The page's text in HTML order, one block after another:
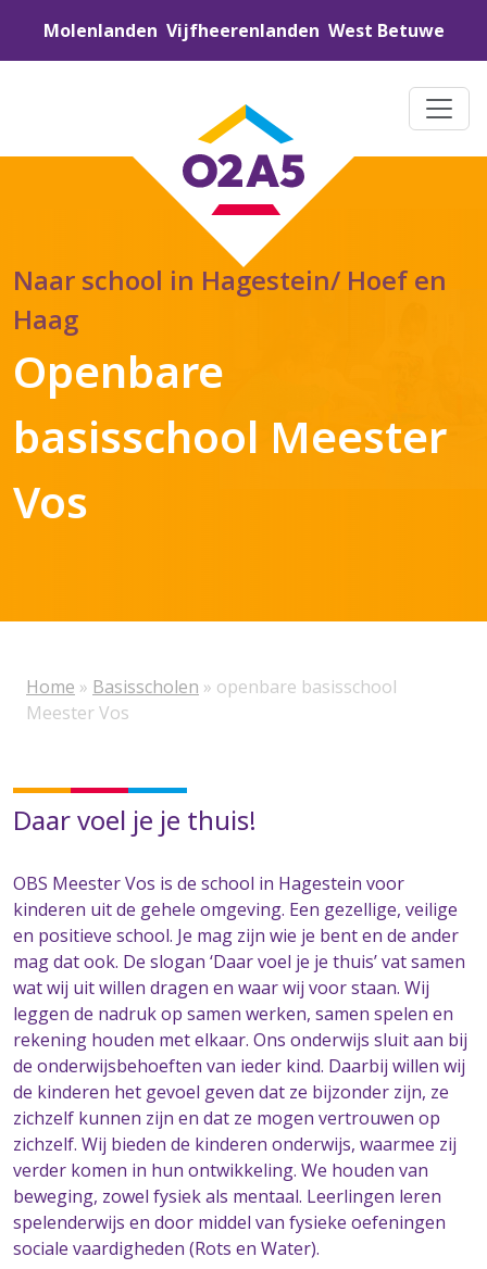
Molenlanden Vijfheerenlanden West Betuwe
Naar school in Hagestein/ Hoef en
Haag
Openbare
basisschool Meester
Vos
Home » Basisscholen » openbare basisschool
Meester Vos
Daar voel je je thuis!
OBS Meester Vos is de school in Hagestein voor
kinderen uit de gehele omgeving. Een gezellige, veilige
en positieve school. Je mag zijn wie je bent en de ander
mag dat ook. De slogan ‘Daar voel je je thuis’ vat samen
wat wij uit willen dragen en waar wij voor staan. Wij
leggen de nadruk op samen werken, samen spelen en
rekening houden met elkaar. Ons onderwijs sluit aan bij
de onderwijsbehoeften van ieder kind. Daarbij willen wij
de kinderen het gevoel geven dat ze bijzonder zijn, ze
zichzelf kunnen zijn en dat ze mogen vertrouwen op
zichzelf. Wij bieden de kinderen onderwijs, waarmee zij
verder komen in hun ontwikkeling. We houden van
beweging, zowel fysiek als mentaal. Leerlingen leren
spelenderwijs en door middel van fysieke oefeningen
sociale vaardigheden (Rots en Water).